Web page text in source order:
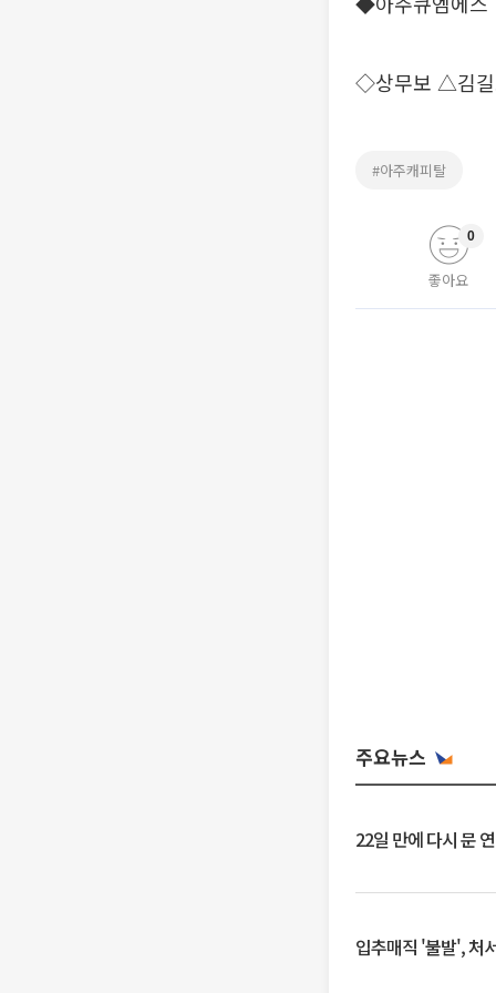
◇상무보 △김
#아주캐피탈
좋아요
0
주요뉴스
22일 만에 다시 문
입추매직 '불발', 처